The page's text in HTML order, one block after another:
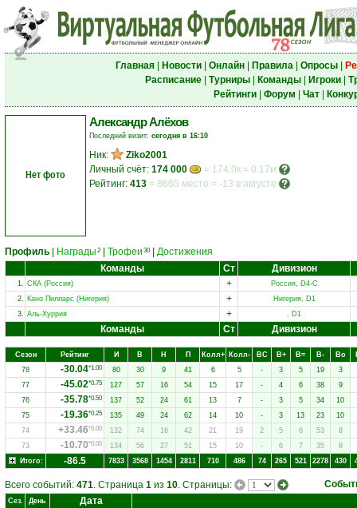
Главная| Новости| Онлайн| Правила| Опросы|
Расписание| Турниры| Команды| Игроки|
Рейтинги| Форум Чат|
Нет фото
Александр Алёхов
Последний визит: сегодня в 16:10
Ник:
Ziko2001
Личный счёт: 174 000
= 174.0к = 0.17м
Рейтинг: 413 = 8665 место = -13 в августе
Профиль Награды 2 Трофеи 30| Достижения
Команды
Ст Дивизион
1. СКА (Россия) +
Россия, D4-C
2. Кано Пилларс (Нигерия) +
Нигерия, D1
3. Аль-Хуррия + , D1
Команды Ст Дивизион
Сезон Рейтинг И В Н П Колл+ Колл- ВC В+ В= В- Вo
78
-30.04*1.00 80 30 9 41 6 5 - 3 5 19
3
77
-45.02*0.75 127 57 16 54 15 17 - 4 6 38
9
76
-35.78*0.50 137 52 24 61 13 7 - 3 5 34
10
75
-19.36*0.25 135 49 24 62 14 10 - 3 13 23
10
74
+33.46*0.00 132 74 16 42 21 19 2 5 6 53
8
73
-10.70*0.00 134 56 27 51 15 10 - 6 7 35
8
Итого:
-86.5 7833 3568 1454 2811 710 486 74 265 521 2278 430
Всего событий: 471. Страница 1 из 10. Страницы:
Сез. День Дата